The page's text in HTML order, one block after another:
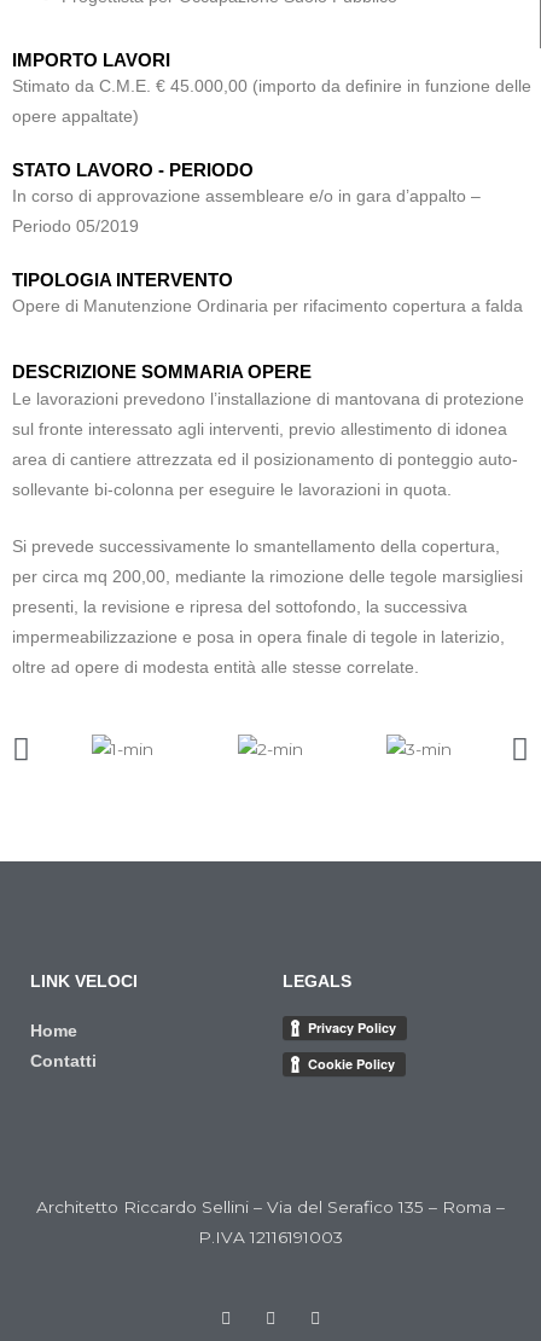
IMPORTO LAVORI
Stimato da C.M.E. € 45.000,00 (importo da definire in funzione delle
opere appaltate)
STATO LAVORO - PERIODO
In corso di approvazione assembleare e/o in gara d’appalto –
Periodo 05/2019
TIPOLOGIA INTERVENTO
Opere di Manutenzione Ordinaria per rifacimento copertura a falda
DESCRIZIONE SOMMARIA OPERE
Le lavorazioni prevedono l’installazione di mantovana di protezione
sul fronte interessato agli interventi, previo allestimento di idonea
area di cantiere attrezzata ed il posizionamento di ponteggio auto-
sollevante bi-colonna per eseguire le lavorazioni in quota.
Si prevede successivamente lo smantellamento della copertura,
per circa mq 200,00, mediante la rimozione delle tegole marsigliesi
presenti, la revisione e ripresa del sottofondo, la successiva
impermeabilizzazione e posa in opera finale di tegole in laterizio,
oltre ad opere di modesta entità alle stesse correlate.
LINK VELOCI
Home
Contatti
LEGALS
Architetto Riccardo Sellini – Via del Serafico 135 – Roma –
P.IVA 12116191003
F
a
T
w
G
o